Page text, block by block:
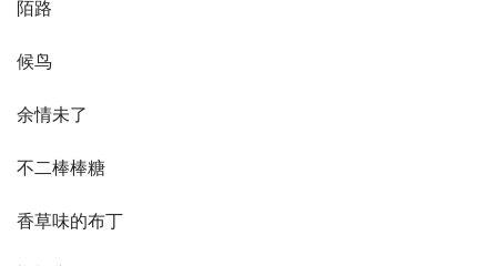
陌路
候鸟
余情未了
不二棒棒糖
香草味的布丁